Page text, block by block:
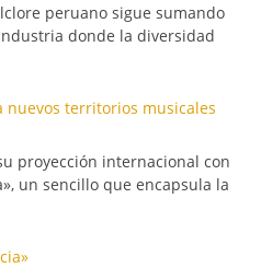
peruano sigue sumando
donde la diversidad
nuevos territorios musicales
proyección internacional con
un sencillo que encapsula la